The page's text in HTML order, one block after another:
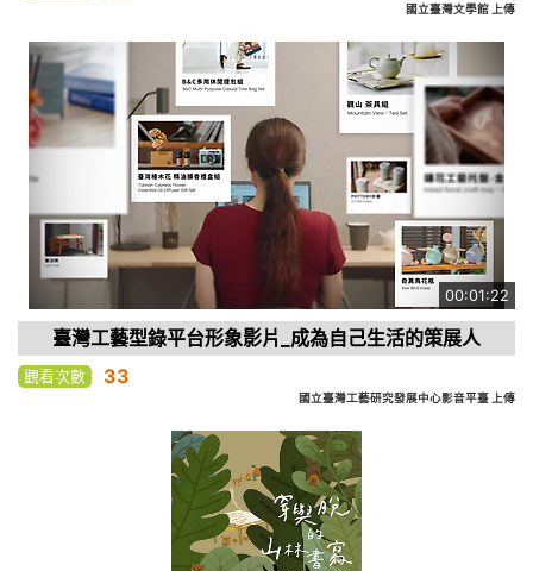
國立臺灣文學館 上傳
00:01:22
臺灣工藝型錄平台形象影片_成為自己生活的策展人
觀看次數 33
國立臺灣工藝研究發展中心影音平臺 上傳